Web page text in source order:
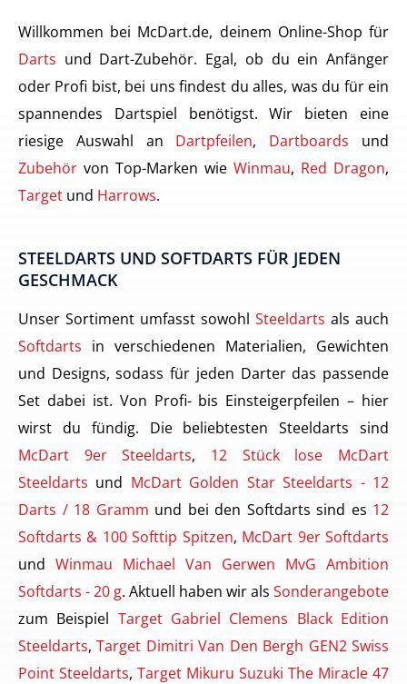
Willkommen bei McDart.de, deinem Online-Shop für
Darts und Dart-Zubehör. Egal, ob du ein Anfänger
oder Profi bist, bei uns findest du alles, was du für ein
spannendes Dartspiel benötigst. Wir bieten eine
riesige Auswahl an Dartpfeilen, Dartboards und
Zubehör von Top-Marken wie Winmau, Red Dragon,
Target und Harrows.
STEELDARTS UND SOFTDARTS FÜR JEDEN
GESCHMACK
Unser Sortiment umfasst sowohl Steeldarts als auch
Softdarts in verschiedenen Materialien, Gewichten
und Designs, sodass für jeden Darter das passende
Set dabei ist. Von Profi- bis Einsteigerpfeilen – hier
wirst du fündig. Die beliebtesten Steeldarts sind
McDart 9er Steeldarts, 12 Stück lose McDart
Steeldarts und McDart Golden Star Steeldarts - 12
Darts / 18 Gramm und bei den Softdarts sind es 12
Softdarts & 100 Softtip Spitzen, McDart 9er Softdarts
und Winmau Michael Van Gerwen MvG Ambition
Softdarts - 20 g. Aktuell haben wir als Sonderangebote
zum Beispiel Target Gabriel Clemens Black Edition
Steeldarts,Target Dimitri Van Den Bergh GEN2 Swiss
Point Steeldarts, Target Mikuru Suzuki The Miracle 47